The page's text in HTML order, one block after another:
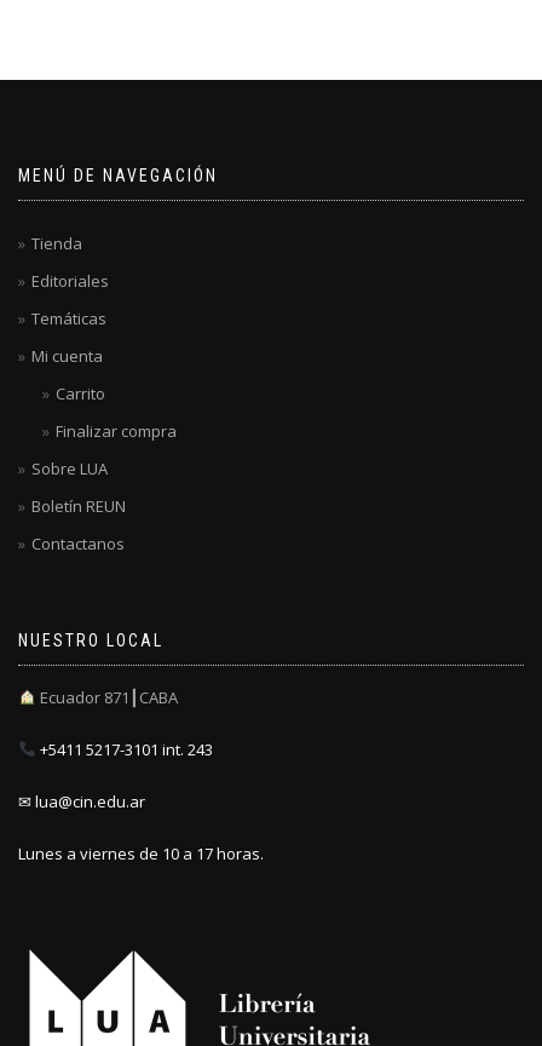
MENÚ DE NAVEGACIÓN
Tienda
Editoriales
Temáticas
Mi cuenta
Carrito
Finalizar compra
Sobre LUA
Boletín REUN
Contactanos
NUESTRO LOCAL
Ecuador 871┃CABA
+5411 5217-3101 int. 243
✉ lua@cin.edu.ar
Lunes a viernes de 10 a 17 horas.